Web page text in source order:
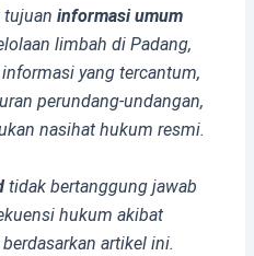
tujuaninformasi umum
limbah di Padang,
yang tercantum,
perundang-undangan,
nasihat hukum resmi.
tidak bertanggung jawab
hukum akibat
artikel ini.